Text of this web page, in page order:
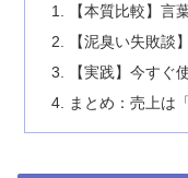
【本質比較】言
【泥臭い失敗談
【実践】今すぐ
まとめ：売上は